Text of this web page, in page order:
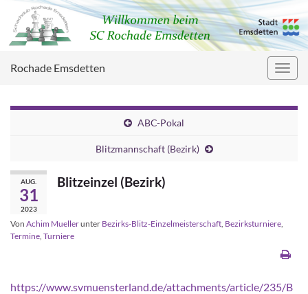
Rochade Emsdetten
ABC-Pokal
Blitzmannschaft (Bezirk)
AUG.
31
2023
Blitzeinzel (Bezirk)
Von Achim Muellerunter Bezirks-Blitz-Einzelmeisterschaft Bezirksturniere
Termine Turniere
https://www.svmuensterland.de/attachments/article/235/B